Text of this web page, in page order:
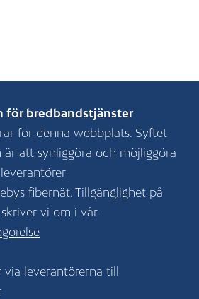
för bredbandstjänster
för denna webbplats. Syftet
är att synliggöra och möjliggöra
fibernät. Tillgänglighet på
vi om i vår
via leverantörerna till